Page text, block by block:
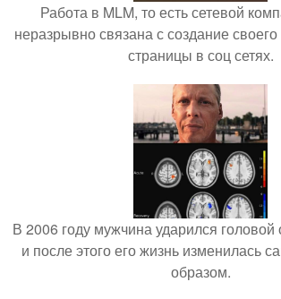
Работа в MLM, то есть сетевой
неразрывно связана с создание своего
страницы в соц сетях.
В 2006 году мужчина ударился головой
и после этого его жизнь изменилась
образом.